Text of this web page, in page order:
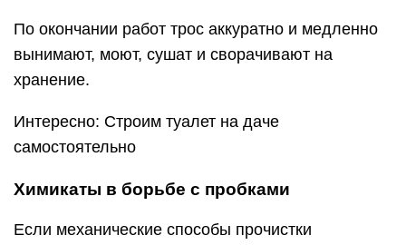
По окончании работ трос аккуратно и медленно
вынимают, моют, сушат и сворачивают на
хранение.
Интересно: Строим туалет на даче
самостоятельно
Химикаты в борьбе с пробками
Если механические способы прочистки